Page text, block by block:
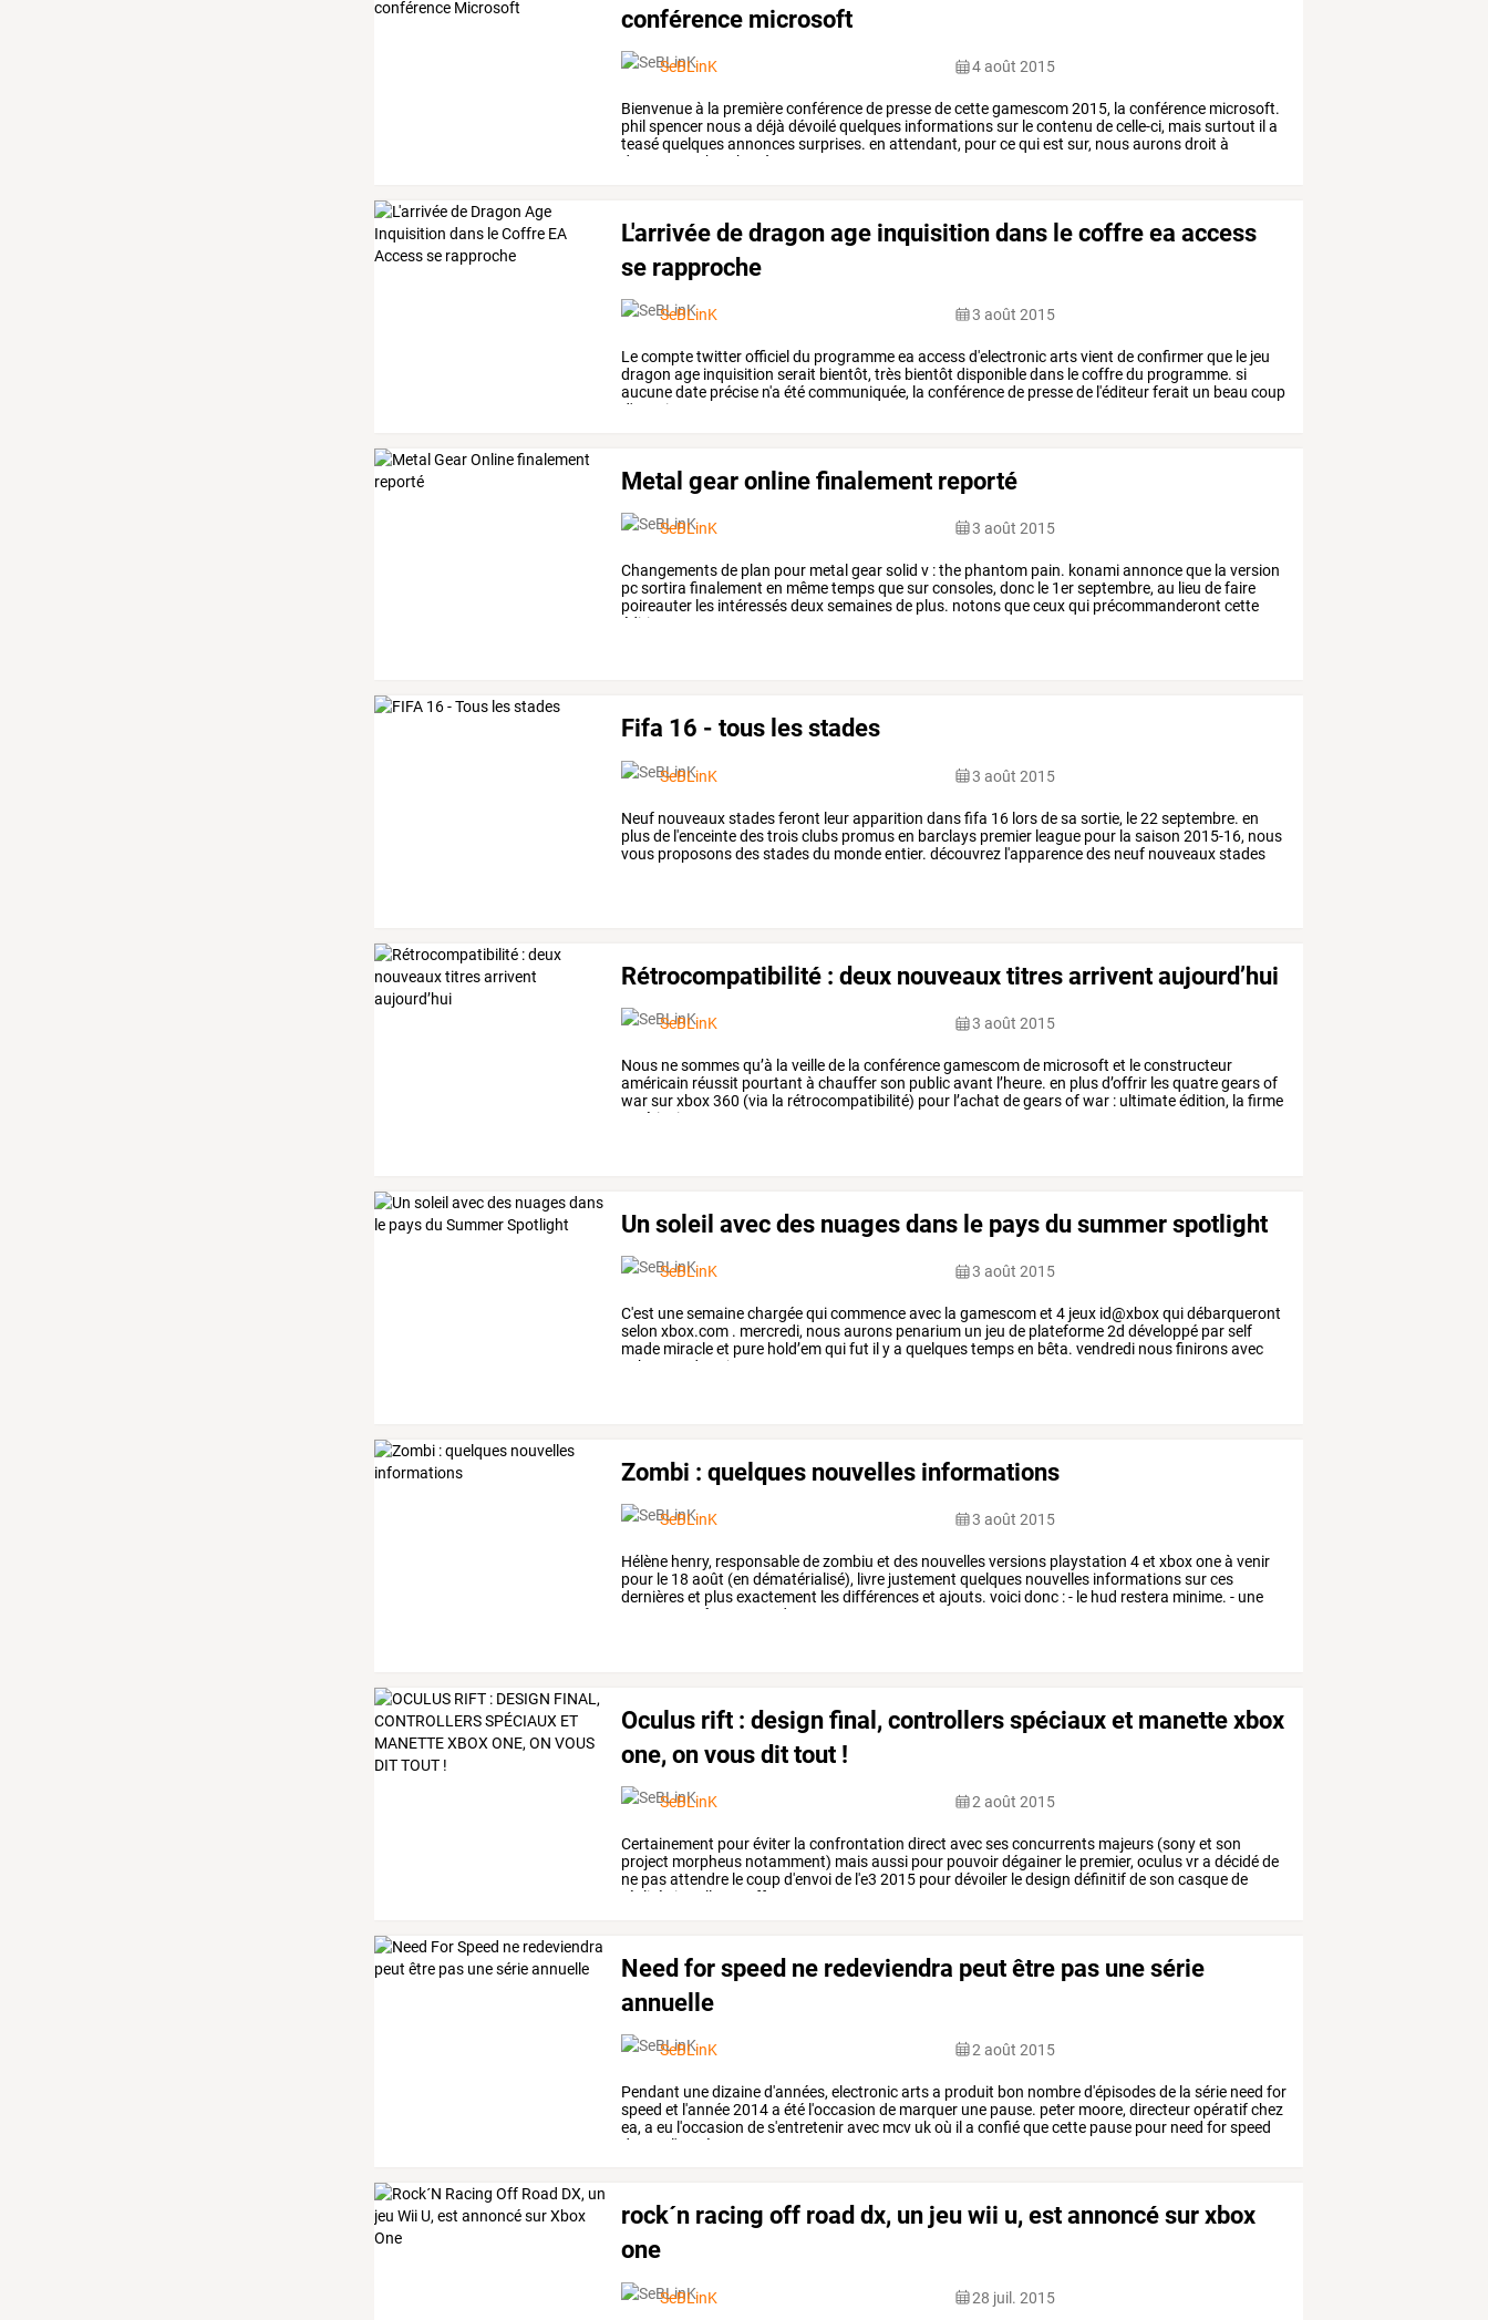
conférence microsoft
SeBLinK 4 août 2015
Bienvenueà la premièreconférencede pressedecettegamescom2015, la conférence microsoft.
phil spencer nousa déjà dévoiléquelques informationssur lecontenu decelle-ci, maissurtout il a
teaséquelquesannoncessurprises. en attendant, pourcequiest sur, nousauronsdroit à
duquantum
break à
L'arrivée de dragon age inquisition dans le coffre ea access
se rapproche
SeBLinK 3 août 2015
Lecomptetwitterofficiel du programmeea accessd'electronicartsvient deconfirmerque le jeu
dragon age inquisition serait bientôt, très bientôt disponibledans lecoffredu programme. si
aucunedate précise n'a étécommuniquée, la conférencede pressede l'éditeurferait un beau coup
d'envoi
Metal gear online finalement reporté
SeBLinK 3 août 2015
Changementsde plan pour metal gearsolid v :the phantom pain. konamiannonceque la version
pcsortira finalement en mêmetempsquesurconsoles, donc le 1erseptembre, au lieu defaire
poireauter les intéressésdeuxsemainesde plus. notonsqueceuxqui précommanderont cette
édition
Fifa 16 - tous les stades
SeBLinK 3 août 2015
Neuf nouveauxstadesferont leurapparition dansfifa 16 lorsdesa sortie, le22 septembre. en
plusde l'enceintedestroisclubs promusen barclays premier league pour la saison 2015-16, nous
vous proposonsdesstadesdu mondeentier. découvrez l'apparencedes neuf nouveauxstades
Rétrocompatibilité : deux nouveaux titres arrivent aujourd’hui
SeBLinK 3 août 2015
Nous nesommesqu’à la veillede la conférencegamescomde microsoft et leconstructeur
américain réussit pourtant à chaufferson publicavant l’heure. en plusd’offrir lesquatregearsof
warsurxbox360 (via la rétrocompatibilité) pour l’achat degearsofwar : ultimateédition, la firme
américaine
Un soleil avec des nuages dans le pays du summer spotlight
SeBLinK 3 août 2015
C'est unesemainechargéequicommenceavec la gamescomet 4 jeux id@xboxquidébarqueront
selon xbox.com . mercredi, nousaurons penarium un jeu de plateforme2d développé parself
made miracleet pure hold’emquifut il ya quelquestempsen bêta. vendredi nousfinironsavec
submerged,
jeu
Zombi : quelques nouvelles informations
SeBLinK 3 août 2015
Hélène henry, responsabledezombiu et des nouvellesversions playstation 4et xboxoneà venir
pour le 18 août (en dématérialisé), livre justement quelques nouvelles informationssurces
dernièreset plusexactement lesdifférenceset ajouts. voicidonc :- le hud restera minime. - une
apparaîtra quand
Oculus rift : design final, controllers spéciaux et manette xbox
one, on vous dit tout !
SeBLinK 2 août 2015
Certainement pouréviter la confrontation direct avecsesconcurrents majeurs (sonyet son
project morpheus notamment) maisaussi pour pouvoirdégainer le premier, oculusvra décidéde
ne pasattendre lecoupd'envoide l'e3 2015 pourdévoiler ledesign définitifdeson casquede
réalité virtuelle. effet,
Need for speed ne redeviendra peut être pas une série
annuelle
SeBLinK 2 août 2015
Pendant unedizained'années, electronicartsa produit bon nombred'épisodesde la série need for
speed et l'année2014a été l'occasion de marquer une pause. peter moore, directeuropératifchez
ea, a eu l'occasion des'entreteniravec mcv ukoù il a confiéquecette pause pour need forspeed
durant
l'année
rock´n racing off road dx, un jeu wii u, est annoncé sur xbox
one
SeBLinK 28 juil. 2015